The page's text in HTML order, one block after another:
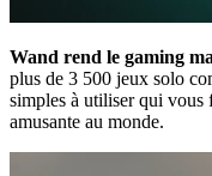
Wand rend le gaming
plus de 3 500 jeux solo
simples à utiliser qui vous
amusante au monde.